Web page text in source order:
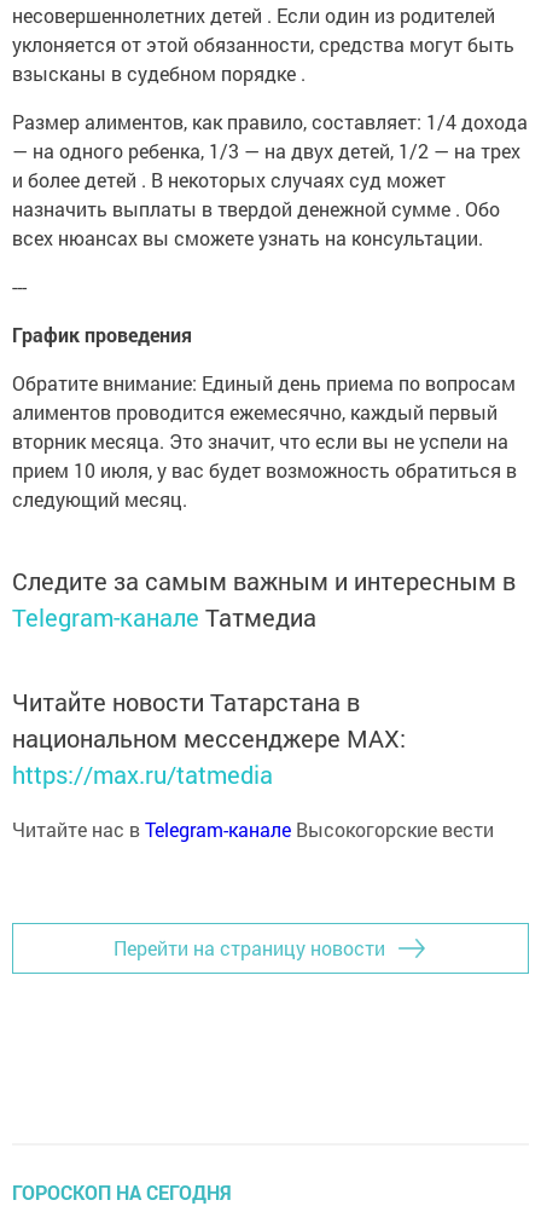
несовершеннолетних детей . Если один из родителей
уклоняется от этой обязанности, средства могут быть
взысканы в судебном порядке .
Размер алиментов, как правило, составляет: 1/4 дохода
— на одного ребенка, 1/3 — на двух детей, 1/2 — на трех
и более детей . В некоторых случаях суд может
назначить выплаты в твердой денежной сумме . Обо
всех нюансах вы сможете узнать на консультации.
---
График проведения
Обратите внимание: Единый день приема по вопросам
алиментов проводится ежемесячно, каждый первый
вторник месяца. Это значит, что если вы не успели на
прием 10 июля, у вас будет возможность обратиться в
следующий месяц.
Следите за самым важным и интересным в
Telegram-канале Татмедиа
Читайте новости Татарстана в
национальном мессенджере MАХ:
https://max.ru/tatmedia
Читайте нас вTelegram-канале Высокогорские вести
Перейти на страницу новости
ГОРОСКОП НА СЕГОДНЯ